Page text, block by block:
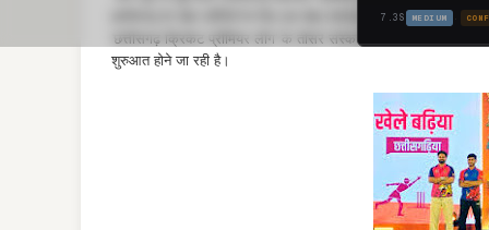
छत्तीसगढ़ के खेल प्रेमियों के लिए एक बेहद शानदार खबर सामने आई है।
'छत्तीसगढ़ क्रिकेट प्रीमियर लीग' के तीसरे संस्करण (CCPL Season
शुरुआत होने जा रही है।